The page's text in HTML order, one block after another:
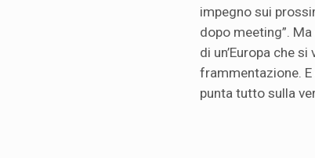
impegno sui
dopo meeting”.
di un’Europa che
frammentazione.
punta tutto sulla